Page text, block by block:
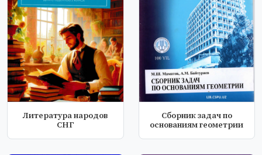
Литература народов
СНГ
Сборник задач по
основаниям геометрии